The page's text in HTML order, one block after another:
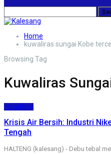
Home
kuwaliras sungai Kobe
Browsing Tag
Kuwaliras
Headline
Krisis Air Bersih: Industri
Tengah
HALTENG (kalesang) - Debu tebal